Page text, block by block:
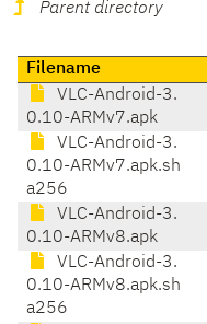
Parent directory
Filename
VLC-Android-3.
0.10-ARMv7.apk
VLC-Android-3.
0.10-ARMv7.apk.sh
a256
VLC-Android-3.
0.10-ARMv8.apk
VLC-Android-3.
0.10-ARMv8.apk.sh
a256